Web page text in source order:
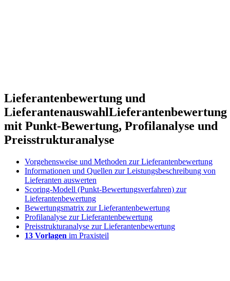
Lieferantenbewertung und
LieferantenauswahlLieferantenbewertung
mit Punkt-Bewertung, Profilanalyse und
Preisstrukturanalyse
Vorgehensweise und Methoden zur Lieferantenbewertung
Informationen und Quellen zur Leistungsbeschreibung von
Lieferanten auswerten
Scoring-Modell (Punkt-Bewertungsverfahren) zur
Lieferantenbewertung
Bewertungsmatrix zur Lieferantenbewertung
Profilanalyse zur Lieferantenbewertung
Preisstrukturanalyse zur Lieferantenbewertung
13 Vorlagen im Praxisteil